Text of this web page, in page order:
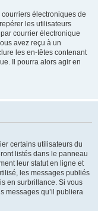
électroniques de
les utilisateurs
courrier électronique
avez reçu à un
les en-têtes contenant
Il pourra alors agir en
certains utilisateurs du
listés dans le panneau
leur statut en ligne et
les messages publiés
en surbrillance. Si vous
messages qu’il publiera